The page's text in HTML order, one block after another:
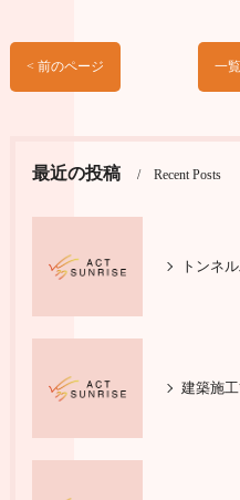
< 前のページ 一
最近の投稿 Recent Posts
トンネル工事で輝く施工管
建築施工管理の基本と安全対